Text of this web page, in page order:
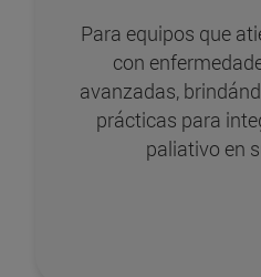
Para equipos que
con
avanzadas,
prácticas para
paliativo en